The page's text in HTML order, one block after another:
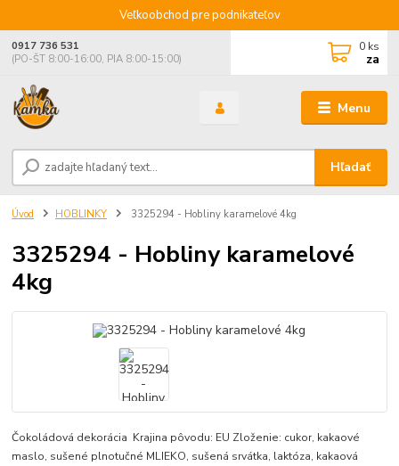
Veľkoobchod pre podnikateľov
Menu
Hľadať
0917 736 531
(PO-ŠT 8:00-16:00, PIA 8:00-15:00)
0 ks
za
Úvod HOBLINKY 3325294 - Hobliny karamelové 4kg
3325294 - Hobliny karamelové
4kg
Čokoládová dekorácia Krajina pôvodu: EU Zloženie: cukor, kakaové
maslo, sušené plnotučné MLIEKO, sušená srvátka, laktóza, kakaová